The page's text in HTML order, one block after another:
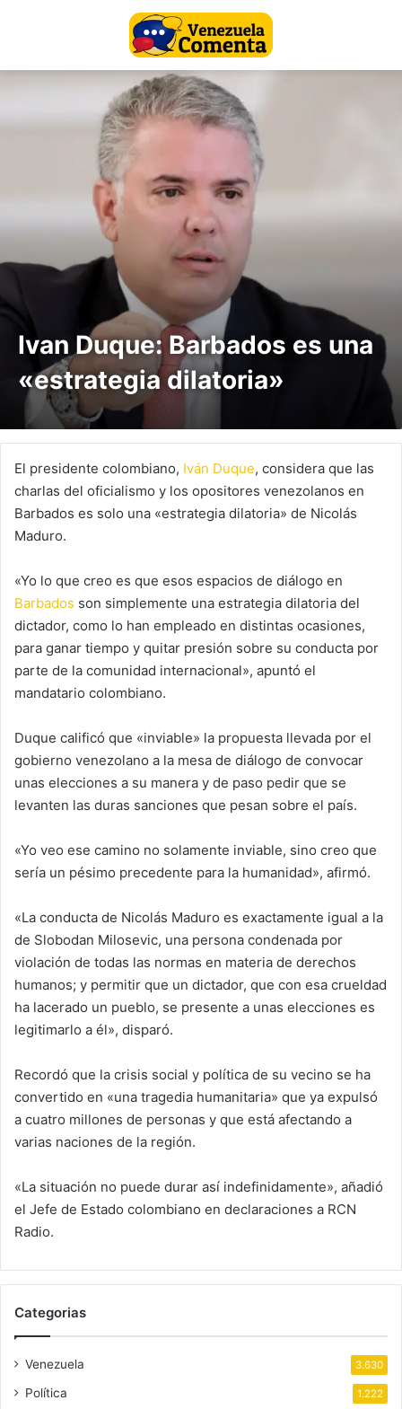
Ivan Duque: Barbados es una
«estrategia dilatoria»
El presidente colombiano, Iván Duque, considera que las
charlas del oficialismo y los opositores venezolanos en
Barbados es solo una «estrategia dilatoria» de Nicolás
Maduro.
«Yo lo que creo es que esos espacios de diálogo en
Barbados son simplemente una estrategia dilatoria del
dictador, como lo han empleado en distintas ocasiones,
para ganar tiempo y quitar presión sobre su conducta por
parte de la comunidad internacional», apuntó el
mandatario colombiano.
Duque calificó que «inviable» la propuesta llevada por el
gobierno venezolano a la mesa de diálogo de convocar
unas elecciones a su manera y de paso pedir que se
levanten las duras sanciones que pesan sobre el país.
«Yo veo ese camino no solamente inviable, sino creo que
sería un pésimo precedente para la humanidad», afirmó.
«La conducta de Nicolás Maduro es exactamente igual a la
de Slobodan Milosevic, una persona condenada por
violación de todas las normas en materia de derechos
humanos; y permitir que un dictador, que con esa crueldad
ha lacerado un pueblo, se presente a unas elecciones es
legitimarlo a él», disparó.
Recordó que la crisis social y política de su vecino se ha
convertido en «una tragedia humanitaria» que ya expulsó
a cuatro millones de personas y que está afectando a
varias naciones de la región.
«La situación no puede durar así indefinidamente», añadió
el Jefe de Estado colombiano en declaraciones a RCN
Radio.
Categorias
Venezuela 3.630
Política 1.222